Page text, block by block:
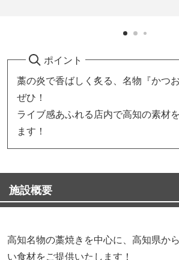
ポイント
藁の炎で香ばしく炙る、名物『かつ
ぜひ！
ライブ感あふれる店内で高知の素材
ます！
施設概要
高知名物の藁焼きを中心に、高知県か
い食材をご提供いたします！